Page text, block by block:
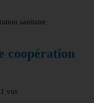
sanitaire
coopération
vus